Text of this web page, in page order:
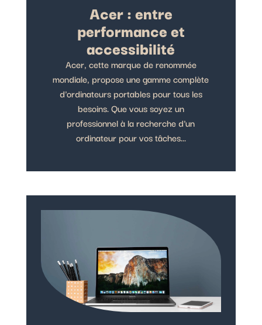
Acer : entre
performance et
accessibilité
Acer, cette marque de renommée
mondiale, propose une gamme complète
d'ordinateurs portables pour tous les
besoins. Que vous soyez un
professionnel à la recherche d'un
ordinateur pour vos tâches...